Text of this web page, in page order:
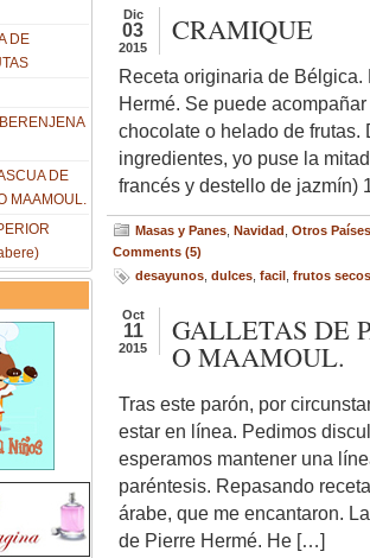
DE
DE
MAAMOUL.
Dic
03
2015
CRAMIQUE
Receta originaria de
Hermé. Se puede
chocolate o helado de
ingredientes, yo puse la
francés y destello de jazmín)
Masas y Panes Navidad Otros Países
Comments (5)
desayunos dulces facil frutos secos
Oct
11
2015
GALLETAS DE
O MAAMOUL.
Tras este parón, por
estar en línea. Pedimos
esperamos mantener una
paréntesis. Repasando
árabe, que me encantaron.
de Pierre Hermé. He […]